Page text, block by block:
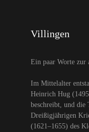
Villingen
Ein paar Worte zur
Im Mittelalter
Heinrich Hug
beschreibt, und die
Dreißigjährigen
(1621–1655) des